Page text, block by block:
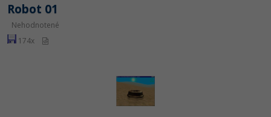
Robot 01
Nehodnotené
174x